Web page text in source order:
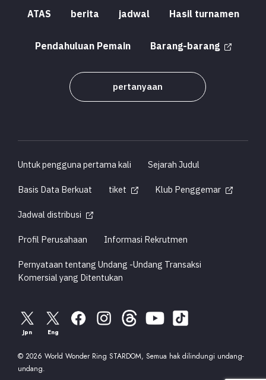
ATAS berita jadwal Hasil turnamen
Pendahuluan Pemain Barang-barang
pertanyaan
Untuk pengguna pertama kali
Sejarah Judul
Basis Data Berkuat
tiket
Klub Penggemar
Jadwal distribusi
Profil Perusahaan
Informasi Rekrutmen
Pernyataan tentang Undang -Undang Transaksi
Komersial yang Ditentukan
Jpn Eng
© 2026 World Wonder Ring STARDOM, Semua hak dilindungi undang-
undang.